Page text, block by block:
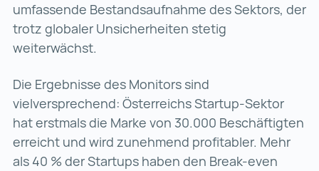
umfassende Bestandsaufnahme des Sektors, der
trotz globaler Unsicherheiten stetig
weiterwächst.
Die Ergebnisse des Monitors sind
vielversprechend: Österreichs Startup-Sektor
hat erstmals die Marke von 30.000 Beschäftigten
erreicht und wird zunehmend profitabler. Mehr
als 40 % der Startups haben den Break-even